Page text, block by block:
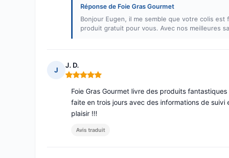
Réponse de Foie Gras Gourmet
Bonjour Eugen, il me semble que votre colis
produit gratuit pour vous. Avec nos meilleures
J
J. D.
Note : 5 sur 5
Foie Gras Gourmet livre des produits
faite en trois jours avec des informations de
plaisir !!!
Avis traduit